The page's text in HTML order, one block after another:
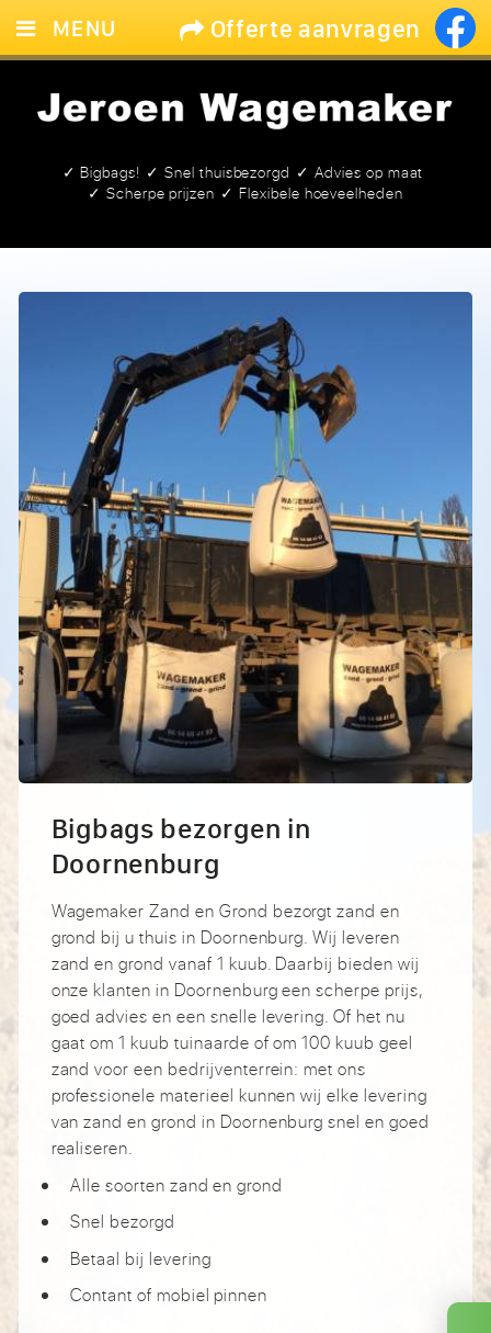
Offerte aanvragen
✓ Bigbags! ✓ Snel thuisbezorgd
✓ Advies op maat
✓ Scherpe prijzen
✓ Flexibele hoeveelheden
MENU
ZAND & GRIND
GROND
Bigbags bezorgen in
Doornenburg
Wagemaker Zand en Grond bezorgt zand en
grond bij u thuis in Doornenburg. Wij leveren
zand en grond vanaf 1 kuub. Daarbij bieden wij
onze klanten in Doornenburg een scherpe prijs,
goed advies en een snelle levering. Of het nu
gaat om 1 kuub tuinaarde of om 100 kuub geel
zand voor een bedrijventerrein: met ons
professionele materieel kunnen wij elke levering
van zand en grond in Doornenburg snel en goed
realiseren.
Alle soorten zand en grond
Snel bezorgd
Betaal bij levering
Contant of mobiel pinnen